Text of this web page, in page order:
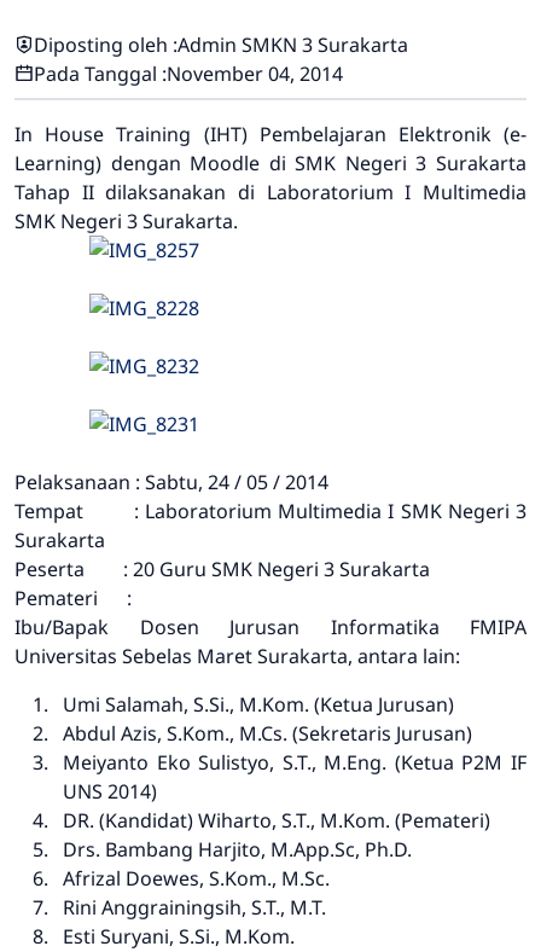
Diposting oleh :Admin SMKN 3 Surakarta
Pada Tanggal :November 04, 2014
In House Training (IHT) Pembelajaran Elektronik (e-
Learning) dengan Moodle di SMK Negeri 3 Surakarta
Tahap II dilaksanakan di Laboratorium I Multimedia
SMK Negeri 3 Surakarta.
Pelaksanaan : Sabtu, 24 / 05 / 2014
Tempat : Laboratorium Multimedia I SMK Negeri 3
Surakarta
Peserta : 20 Guru SMK Negeri 3 Surakarta
Pemateri :
Ibu/Bapak Dosen Jurusan Informatika FMIPA
Universitas Sebelas Maret Surakarta, antara lain:
Umi Salamah, S.Si., M.Kom. (Ketua Jurusan)
Abdul Azis, S.Kom., M.Cs. (Sekretaris Jurusan)
Meiyanto Eko Sulistyo, S.T., M.Eng. (Ketua P2M IF
UNS 2014)
DR. (Kandidat) Wiharto, S.T., M.Kom. (Pemateri)
Drs. Bambang Harjito, M.App.Sc, Ph.D.
Afrizal Doewes, S.Kom., M.Sc.
Rini Anggrainingsih, S.T., M.T.
Esti Suryani, S.Si., M.Kom.